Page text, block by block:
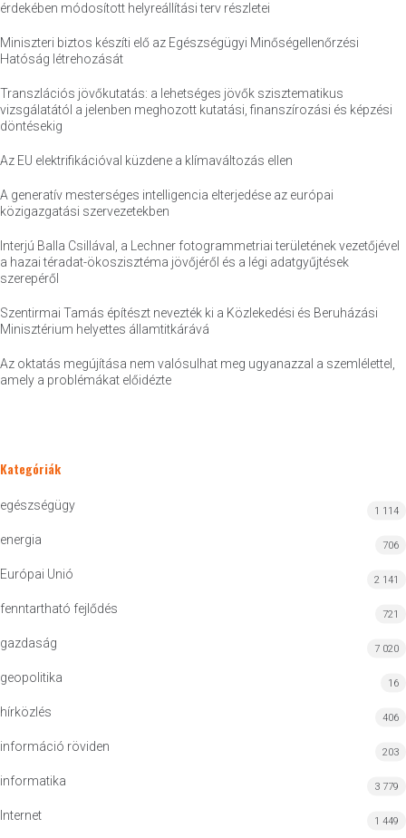
érdekében módosított helyreállítási terv részletei
Miniszteri biztos készíti elő az Egészségügyi Minőségellenőrzési
Hatóság létrehozását
Transzlációs jövőkutatás: a lehetséges jövők szisztematikus
vizsgálatától a jelenben meghozott kutatási, finanszírozási és képzési
döntésekig
Az EU elektrifikációval küzdene a klímaváltozás ellen
A generatív mesterséges intelligencia elterjedése az európai
közigazgatási szervezetekben
Interjú Balla Csillával, a Lechner fotogrammetriai területének vezetőjével
a hazai téradat-ökoszisztéma jövőjéről és a légi adatgyűjtések
szerepéről
Szentirmai Tamás építészt nevezték ki a Közlekedési és Beruházási
Minisztérium helyettes államtitkárává
Az oktatás megújítása nem valósulhat meg ugyanazzal a szemlélettel,
amely a problémákat előidézte
Kategóriák
egészségügy 1 114
energia 706
Európai Unió 2 141
fenntartható fejlődés 721
gazdaság 7 020
geopolitika 16
hírközlés 406
információ röviden 203
informatika 3 779
Internet 1 449